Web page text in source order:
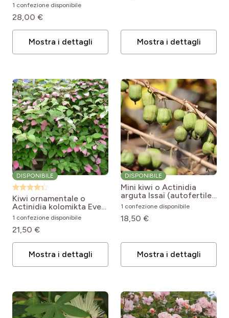
1 confezione disponibile
28,00 €
Mostra i dettagli Mostra i dettagli
DISPONIBILE
Kiwi ornamentale o
Actinidia kolomikta Eve
(femmina) Actinidia
kolomikta Eve
1 confezione disponibile
21,50 €
Mostra i dettagli
DISPONIBILE
Mini kiwi o Actinidia
arguta Issaï (autofertile)
Actinidia arguta Issai
1 confezione disponibile
18,50 €
Mostra i dettagli